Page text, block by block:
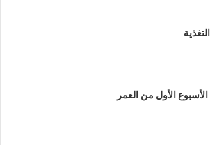
التغذية
الأسبوع الأول من العمر